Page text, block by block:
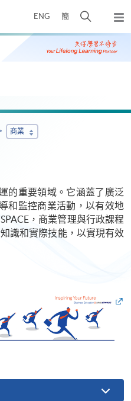
ENG 簡
開
搜
尋
彈
出
主
商業
的重要領域。它涵蓋了廣泛
和監控商業活動，以有效地
，商業管理與行政課程
識和實際技能，以實現有效